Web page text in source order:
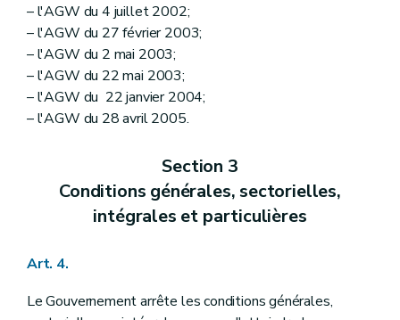
– l'AGW du 4 juillet 2002;
– l'AGW du 27 février 2003;
– l'AGW du 2 mai 2003;
– l'AGW du 22 mai 2003;
– l'AGW du 22 janvier 2004;
– l'AGW du 28 avril 2005.
Section 3
Conditions générales, sectorielles,
intégrales et particulières
Art. 4.
Le Gouvernement arrête les conditions générales,